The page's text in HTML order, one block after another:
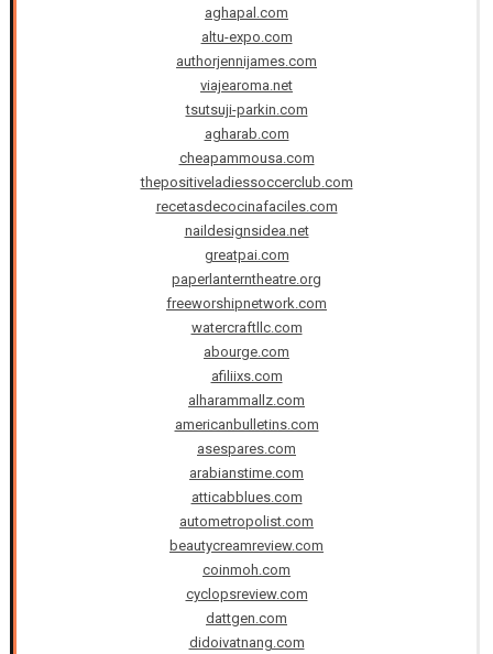
aghapal.com
altu-expo.com
authorjennijames.com
viajearoma.net
tsutsuji-parkin.com
agharab.com
cheapammousa.com
thepositiveladiessoccerclub.com
recetasdecocinafaciles.com
naildesignsidea.net
greatpai.com
paperlanterntheatre.org
freeworshipnetwork.com
watercraftllc.com
abourge.com
afiliixs.com
alharammallz.com
americanbulletins.com
asespares.com
arabianstime.com
atticabblues.com
autometropolist.com
beautycreamreview.com
coinmoh.com
cyclopsreview.com
dattgen.com
didoivatnang.com